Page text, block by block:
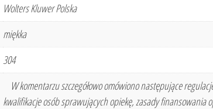
Wolters Kluwer Polska
miękka
304
W komentarzu szczegółowo omówiono następujące
kwalifikacje osób sprawujących opiekę, zasady